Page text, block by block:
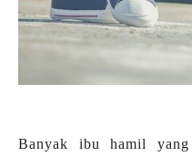
Banyak ibu hamil yang